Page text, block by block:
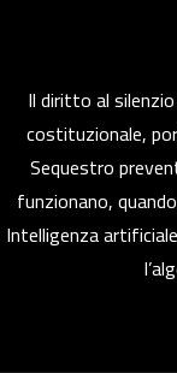
Il diritto al
costituzionale,
Sequestro
funzionano,
Intelligenza